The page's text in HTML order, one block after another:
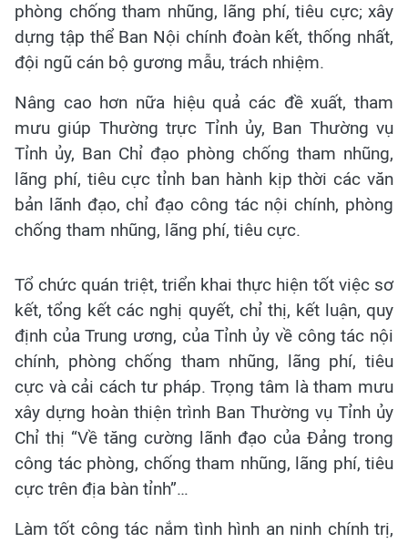
phòng chống tham nhũng, lãng phí, tiêu cực; xây
dựng tập thể Ban Nội chính đoàn kết, thống nhất,
đội ngũ cán bộ gương mẫu, trách nhiệm.
Nâng cao hơn nữa hiệu quả các đề xuất, tham
mưu giúp Thường trực Tỉnh ủy, Ban Thường vụ
Tỉnh ủy, Ban Chỉ đạo phòng chống tham nhũng,
lãng phí, tiêu cực tỉnh ban hành kịp thời các văn
bản lãnh đạo, chỉ đạo công tác nội chính, phòng
chống tham nhũng, lãng phí, tiêu cực.
Tổ chức quán triệt, triển khai thực hiện tốt việc sơ
kết, tổng kết các nghị quyết, chỉ thị, kết luận, quy
định của Trung ương, của Tỉnh ủy về công tác nội
chính, phòng chống tham nhũng, lãng phí, tiêu
cực và cải cách tư pháp. Trọng tâm là tham mưu
xây dựng hoàn thiện trình Ban Thường vụ Tỉnh ủy
Chỉ thị “Về tăng cường lãnh đạo của Đảng trong
công tác phòng, chống tham nhũng, lãng phí, tiêu
cực trên địa bàn tỉnh”…
Làm tốt công tác nắm tình hình an ninh chính trị,